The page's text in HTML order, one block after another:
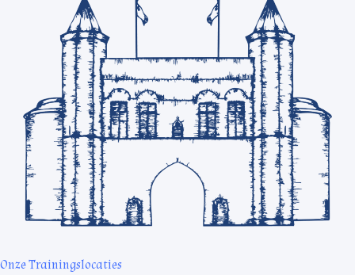
Onze Trainingslocaties